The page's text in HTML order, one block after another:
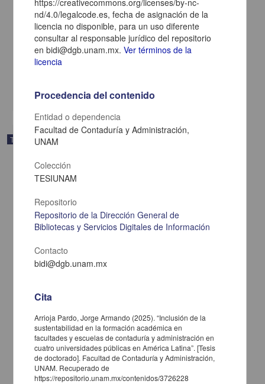
"Identificar la relación que existe entre la inteligencia emocional y la
adicción a las redes sociales en adolescentes entre 12 a 15 años
de la Escuela Secundaria Técnica No. 174 "Ignacio Manuel
Altamirano", en la zona de Ecatepec"
Hernández Heras, Johana
Trabajo de grado
Castañeda Ceballos, Jorge Guillermo; Said Contreras Dafne
Medicina y Ciencias de la Salud
https://creativecommons.org/licenses/by-nc-
nd/4.0/legalcode.es, fecha de asignación de la
licencia no disponible, para un uso diferente
consultar al responsable jurídico del repositorio
en bidi@dgb.unam.mx.Ver términos de la
licencia
Procedencia del contenido
Entidad o dependencia
Facultad de Contaduría y Administración,
UNAM
Colección
TESIUNAM
Repositorio
Repositorio de la Dirección General de
Bibliotecas y Servicios Digitales de Información
Contacto
bidi@dgb.unam.mx
Cita
Arrioja Pardo, Jorge Armando (2025). “Inclusión de la
sustentabilidad en la formación académica en
facultades y escuelas de contaduría y administración en
cuatro universidades públicas en América Latina”. [Tesis
de doctorado]. Facultad de Contaduría y Administración,
UNAM. Recuperado de
https://repositorio.unam.mx/contenidos/3726228